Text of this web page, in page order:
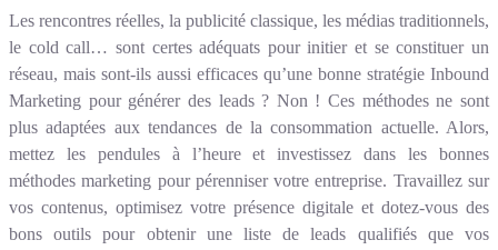
Les rencontres réelles, la publicité classique, les médias traditionnels,
le cold call… sont certes adéquats pour initier et se constituer un
réseau, mais sont-ils aussi efficaces qu’une bonne stratégie Inbound
Marketing pour générer des leads ? Non ! Ces méthodes ne sont
plus adaptées aux tendances de la consommation actuelle. Alors,
mettez les pendules à l’heure et investissez dans les bonnes
méthodes marketing pour pérenniser votre entreprise. Travaillez sur
vos contenus, optimisez votre présence digitale et dotez-vous des
bons outils pour obtenir une liste de leads qualifiés que vos